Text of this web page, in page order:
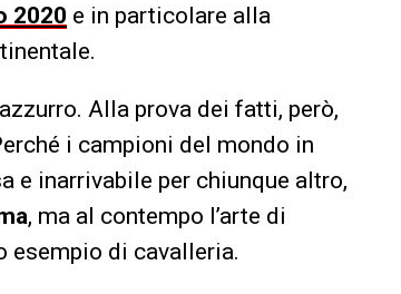
2020 e in particolare alla
Alla prova dei fatti, però,
i campioni del mondo in
e inarrivabile per chiunque altro,
, ma al contempo l’arte di
esempio di cavalleria.